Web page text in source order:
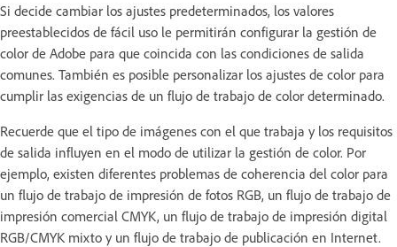
Si decide cambiar los ajustes predeterminados, los valores
preestablecidos de fácil uso le permitirán configurar la gestión de
color de Adobe para que coincida con las condiciones de salida
comunes. También es posible personalizar los ajustes de color para
cumplir las exigencias de un flujo de trabajo de color determinado.
Recuerde que el tipo de imágenes con el que trabaja y los requisitos
de salida influyen en el modo de utilizar la gestión de color. Por
ejemplo, existen diferentes problemas de coherencia del color para
un flujo de trabajo de impresión de fotos RGB, un flujo de trabajo de
impresión comercial CMYK, un flujo de trabajo de impresión digital
RGB/CMYK mixto y un flujo de trabajo de publicación en Internet.